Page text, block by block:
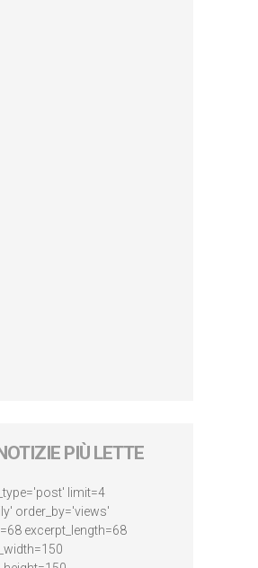
PIÙ LETTE
limit=4
order_by='views'
excerpt_length=68